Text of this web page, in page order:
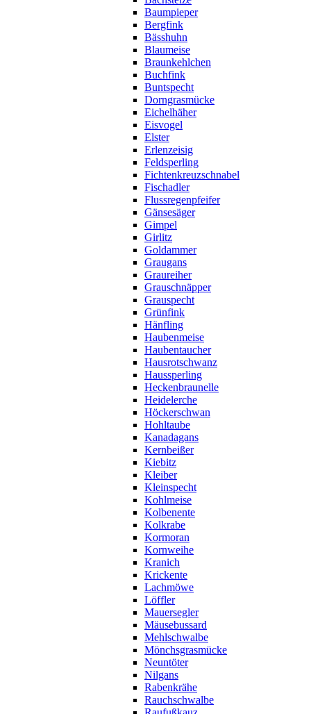
Baumpieper
Bergfink
Bässhuhn
Blaumeise
Braunkehlchen
Buchfink
Buntspecht
Dorngrasmücke
Eichelhäher
Eisvogel
Elster
Erlenzeisig
Feldsperling
Fichtenkreuzschnabel
Fischadler
Flussregenpfeifer
Gänsesäger
Gimpel
Girlitz
Goldammer
Graugans
Graureiher
Grauschnäpper
Grauspecht
Grünfink
Hänfling
Haubenmeise
Haubentaucher
Hausrotschwanz
Haussperling
Heckenbraunelle
Heidelerche
Höckerschwan
Hohltaube
Kanadagans
Kernbeißer
Kiebitz
Kleiber
Kleinspecht
Kohlmeise
Kolbenente
Kolkrabe
Kormoran
Kornweihe
Kranich
Krickente
Lachmöwe
Löffler
Mauersegler
Mäusebussard
Mehlschwalbe
Mönchsgrasmücke
Neuntöter
Nilgans
Rabenkrähe
Rauchschwalbe